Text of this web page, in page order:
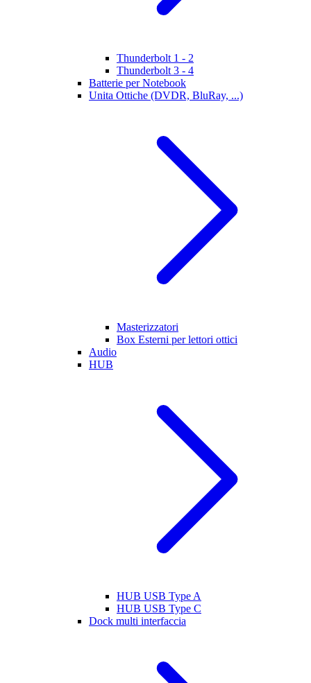
Thunderbolt 1 - 2
Thunderbolt 3 - 4
Batterie per Notebook
Unita Ottiche (DVDR, BluRay, ...)
Masterizzatori
Box Esterni per lettori ottici
Audio
HUB
HUB USB Type A
HUB USB Type C
Dock multi interfaccia